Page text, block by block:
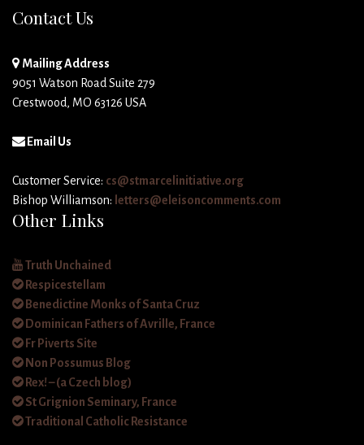
Contact Us
Mailing Address
9051 Watson Road Suite 279
Crestwood, MO 63126 USA
Email Us
Customer Service: cs@stmarcelinitiative.org
Bishop Williamson: letters@eleisoncomments.com
Other Links
Truth Unchained
Respicestellam
Benedictine Monks of Santa Cruz
Dominican Fathers of Avrille, France
Fr Piverts Site
Non Possumus Blog
Rex! – (a Czech blog)
St Grignion Seminary, France
Traditional Catholic Resistance